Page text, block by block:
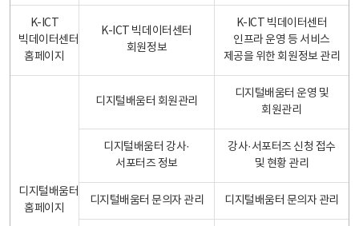
K-ICT
빅데이터센터
홈페이지
K-ICT 빅데이터센터
회원정보
K-ICT 빅데이터센터
인프라 운영 등 서비스
제공을 위한 회원정보 관리
디지털배움터
홈페이지
디지털배움터 회원관리
디지털배움터 운영 및
회원관리
디지털배움터 강사·
서포터즈 정보
강사·서포터즈 신청 접수
및 현황 관리
디지털배움터 문의자 관리 디지털배움터 문의자 관리